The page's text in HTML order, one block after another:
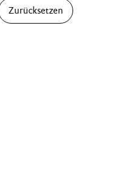
Zurücksetzen